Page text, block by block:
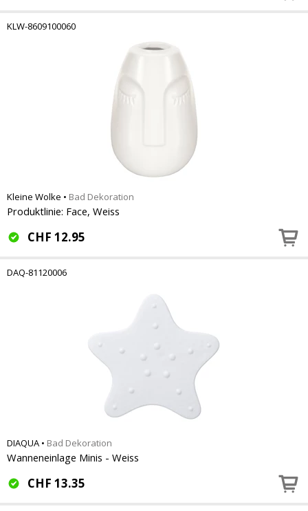
KLW-8609100060
Kleine Wolke • Bad Dekoration
Produktlinie: Face, Weiss
CHF 12.95
DAQ-81120006
DIAQUA • Bad Dekoration
Wanneneinlage Minis - Weiss
CHF 13.35